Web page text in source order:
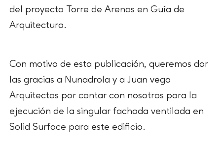
del proyecto Torre de Arenas en Guía de
Arquitectura.
Con motivo de esta publicación, queremos dar
las gracias a Nunadrola y a Juan vega
Arquitectos por contar con nosotros para la
ejecución de la singular fachada ventilada en
Solid Surface para este edificio.